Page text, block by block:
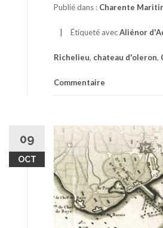
Publié dans : Charente
Étiqueté avecAliénor
Richelieu, chateau d'oleron,
Commentaire
09
OCT